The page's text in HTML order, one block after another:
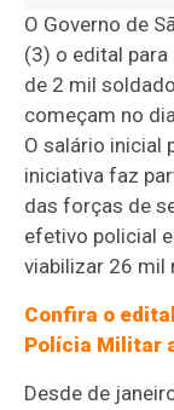
O Governo de
(3) o edital
de 2 mil
começam no
O salário inicial
iniciativa faz
das forças de
efetivo policial
viabilizar 26 mil
Confira o
Polícia Militar
Desde de